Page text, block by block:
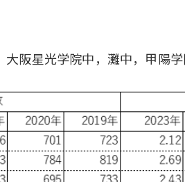
阪星光学院中，灘中，甲陽